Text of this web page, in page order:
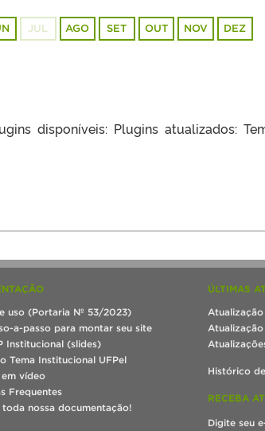
JUL AGO SET OUT NOV DEZ
disponíveis: Plugins atualizados:
uso (Portaria Nº 53/2023)
a-passo para montar seu site
Institucional (slides)
Tema Institucional UFPel
vídeo
Frequentes
toda nossa documentação!
ÚLTIMAS
Histórico
RECEBA
Digite seu